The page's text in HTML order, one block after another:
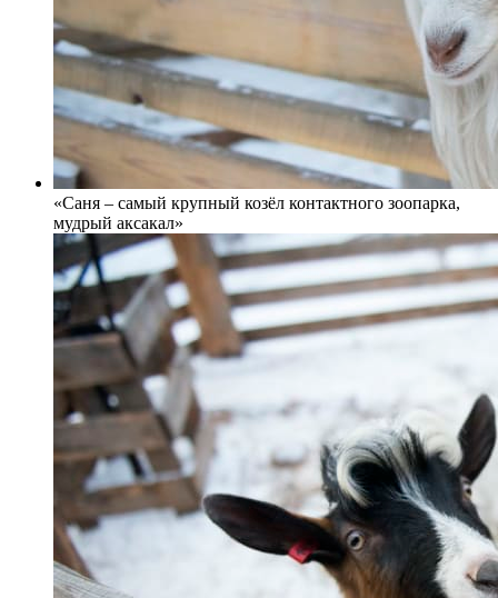
«Саня – самый крупный козёл контактного зоопарка,
мудрый аксакал»